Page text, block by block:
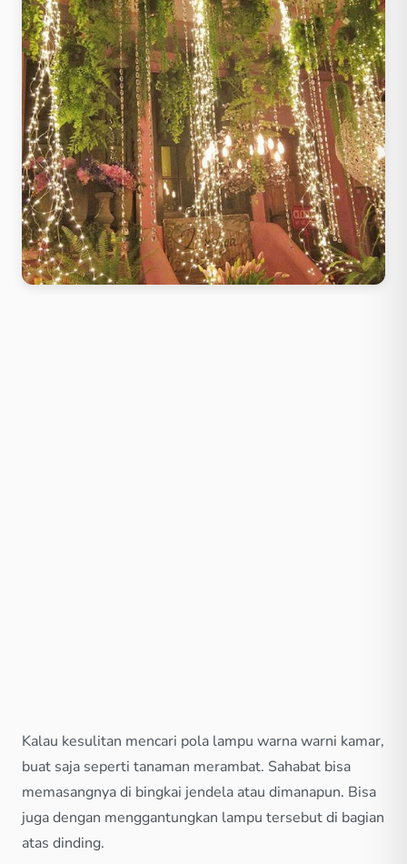
Kalau kesulitan mencari pola lampu warna warni kamar,
buat saja seperti tanaman merambat. Sahabat bisa
memasangnya di bingkai jendela atau dimanapun. Bisa
juga dengan menggantungkan lampu tersebut di bagian
atas dinding.